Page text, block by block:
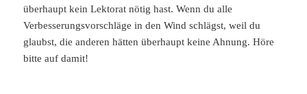
überhaupt kein Lektorat nötig hast. Wenn du alle
Verbesserungsvorschläge in den Wind schlägst, weil du
glaubst, die anderen hätten überhaupt keine Ahnung. Höre
bitte auf damit!